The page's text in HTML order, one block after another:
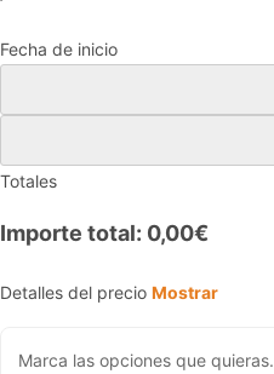
Fecha de inicio
Totales
Importe total: 0,00€
Detalles del precio Mostrar
Marca las opciones que quieras.